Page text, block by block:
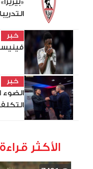
خبر
خبر
الأكثر قراءة